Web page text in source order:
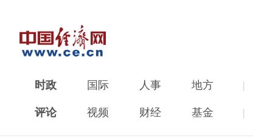
时政 国际 人事 地方 |
评论 视频 财经 基金 |